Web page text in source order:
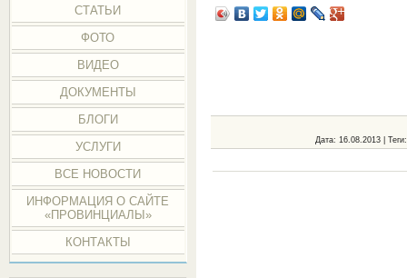
СТАТЬИ
ФОТО
ВИДЕО
ДОКУМЕНТЫ
БЛОГИ
УСЛУГИ
ВСЕ НОВОСТИ
ИНФОРМАЦИЯ О САЙТЕ
«ПРОВИНЦИАЛЫ»
КОНТАКТЫ
Дата: 16.08.2013 | Теги